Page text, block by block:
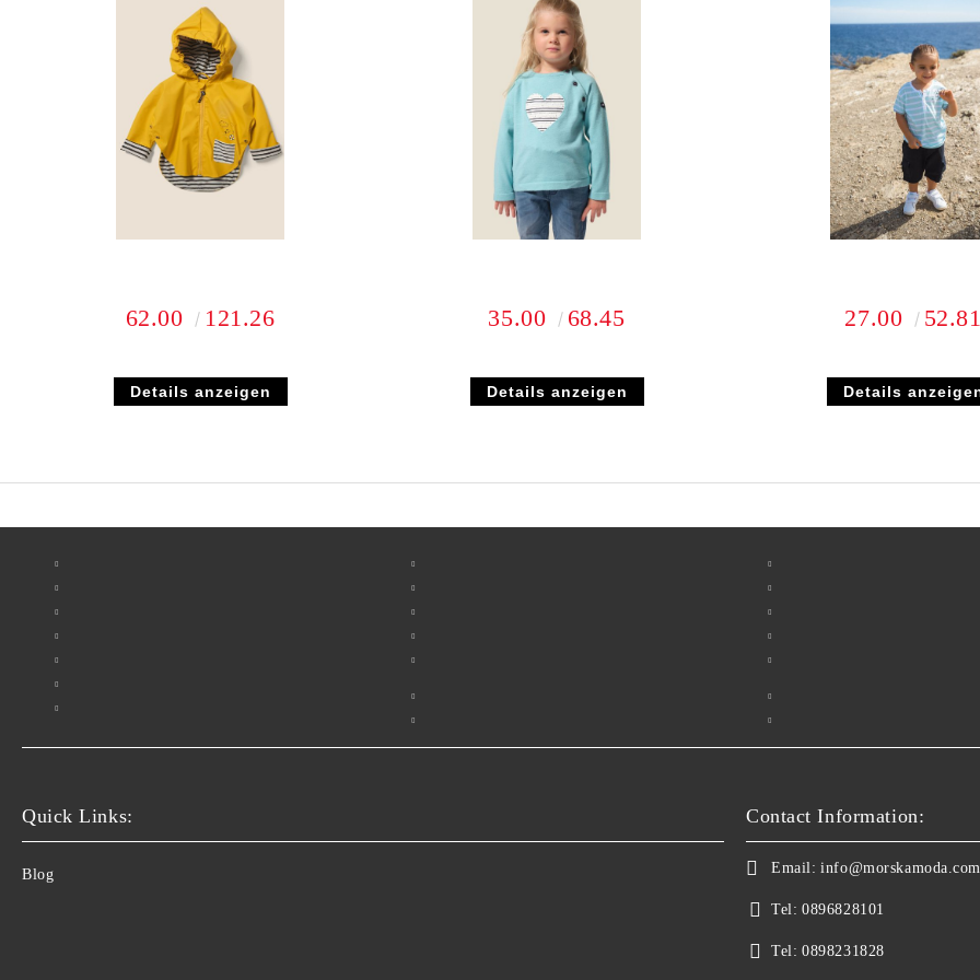
62.00 121.26
Details anzeigen
35.00 68.45
Details anzeigen
27.00
Details
Quick Links:
Blog
Contact Information:
Email:
Tel: 0896828101
Tel: 0898231828